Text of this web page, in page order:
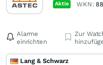
Aktie WKN:
Alarme
einrichten
Zur
Lang & Schwarz